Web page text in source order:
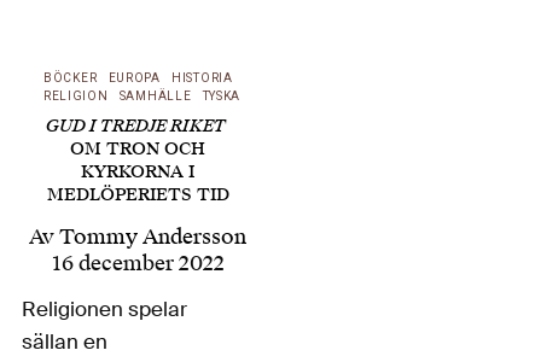
BÖCKER EUROPA
HISTORIA
RELIGION
SAMHÄLLE TYSKA
GUD I TREDJE RIKET
OM TRON OCH
KYRKORNA I
MEDLÖPERIETS TID
AvTommy Andersson
16 december 2022
Religionen spelar
sällan en